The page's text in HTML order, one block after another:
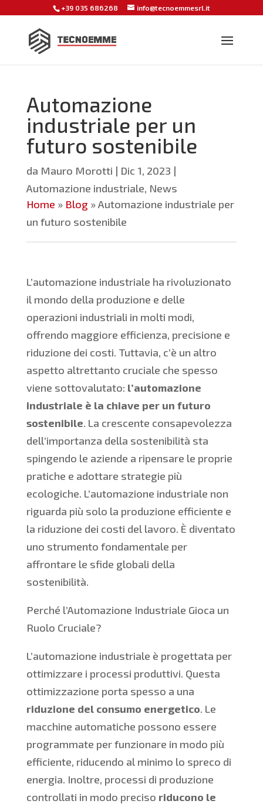
+39 035 686268 info@tecnoemmesrl.it
Automazione
industriale per un
futuro sostenibile
da Mauro Morotti | Dic 1, 2023 |
Automazione industriale, News
Home » Blog»Automazione industriale per
un futuro sostenibile
L’automazione industriale ha rivoluzionato
il mondo della produzione e delle
operazioni industriali in molti modi,
offrendo maggiore efficienza, precisione e
riduzione dei costi. Tuttavia, c’è un altro
aspetto altrettanto cruciale che spesso
viene sottovalutato: l’automazione
industriale è la chiave per un futuro
sostenibile. La crescente consapevolezza
dell’importanza della sostenibilità sta
spingendo le aziende a ripensare le proprie
pratiche e adottare strategie più
ecologiche. L’automazione industriale non
riguarda più solo la produzione efficiente e
la riduzione dei costi del lavoro. È diventato
uno strumento fondamentale per
affrontare le sfide globali della
sostenibilità.
Perché l’Automazione Industriale Gioca un
Ruolo Cruciale?
L’automazione industriale è progettata per
ottimizzare i processi produttivi. Questa
ottimizzazione porta spesso a una
riduzione del consumo energetico. Le
macchine automatiche possono essere
programmate per funzionare in modo più
efficiente, riducendo al minimo lo spreco di
energia. Inoltre, processi di produzione
controllati in modo preciso riducono le